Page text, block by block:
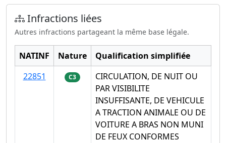
Infractions liées
Autres infractions partageant la même base légale.
NATINF Nature
Qualification simplifiée
22851
C3
CIRCULATION, DE NUIT OU
PAR VISIBILITE
INSUFFISANTE, DE VEHICULE
A TRACTION ANIMALE OU DE
VOITURE A BRAS NON MUNI
DE FEUX CONFORMES